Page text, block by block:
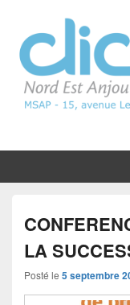
CLIC Nord
LA
Posté le 5 septembre